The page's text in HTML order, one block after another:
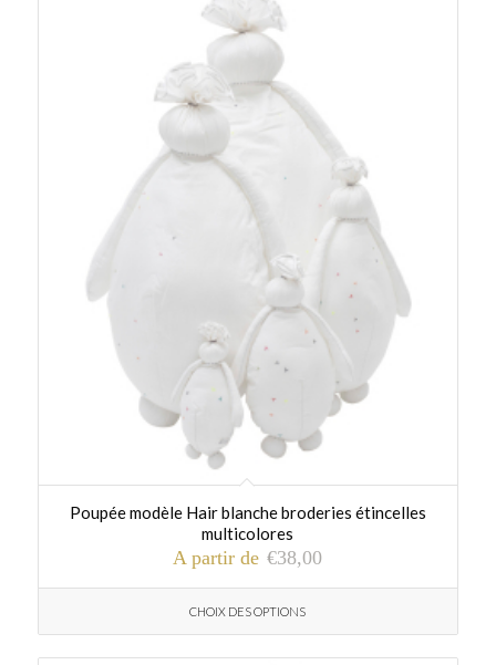
Poupée modèle Hair blanche broderies étincelles
multicolores
A partir de €38,00
CHOIX DES OPTIONS